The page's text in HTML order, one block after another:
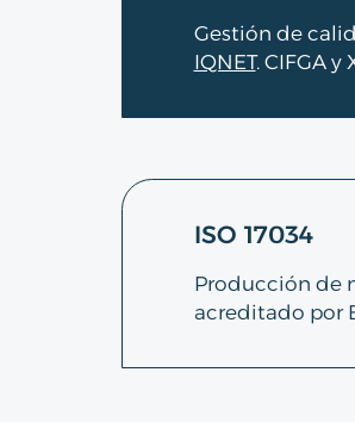
Gestión de
IQNET. CIFGA y
ISO 17034
Producción de
acreditado por